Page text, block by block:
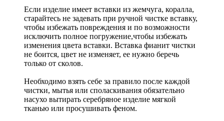
Если изделие имеет вставки из жемчуга, коралла,
старайтесь не задевать при ручной чистке вставку,
чтобы избежать повреждения и по возможности
исключить полное погружение,чтобы избежать
изменения цвета вставки. Вставка фианит чистки
не боится, цвет не изменяет, ее нужно беречь
только от сколов.
Необходимо взять себе за правило после каждой
чистки, мытья или споласкивания обязательно
насухо вытирать серебряное изделие мягкой
тканью или просушивать феном.